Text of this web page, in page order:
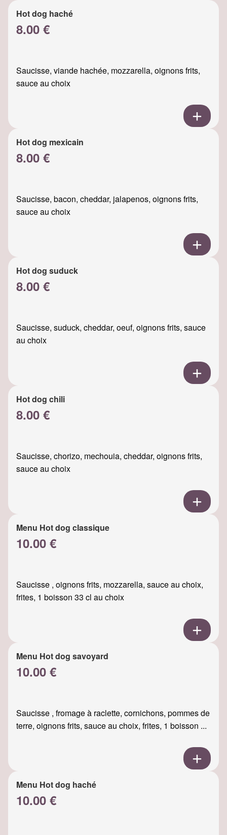
Hot dog haché
8.00 €
Saucisse, viande hachée, mozzarella, oignons frits,
sauce au choix
Hot dog mexicain
8.00 €
Saucisse, bacon, cheddar, jalapenos, oignons frits,
sauce au choix
Hot dog suduck
8.00 €
Saucisse, suduck, cheddar, oeuf, oignons frits, sauce
au choix
Hot dog chili
8.00 €
Saucisse, chorizo, mechouia, cheddar, oignons frits,
sauce au choix
Menu Hot dog classique
10.00 €
Saucisse , oignons frits, mozzarella, sauce au choix,
frites, 1 boisson 33 cl au choix
Menu Hot dog savoyard
10.00 €
Saucisse , fromage à raclette, cornichons, pommes de
terre, oignons frits, sauce au choix, frites, 1 boisson ...
Menu Hot dog haché
10.00 €